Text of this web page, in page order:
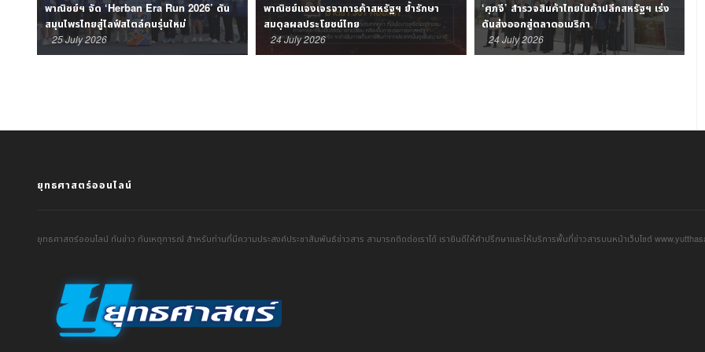
พาณิชย์ฯ จัด ‘Herban Era Run 2026’ ดัน
สมุนไพรไทยสู่ไลฟ์สไตล์คนรุ่นใหม่
25 July 2026
พาณิชย์แจงเจรจาการค้าสหรัฐฯ ย้ำรักษา
สมดุลผลประโยชน์ไทย
24 July 2026
‘ศุภจี’ สำรวจสินค้าไทยในค้าปลีกสหรัฐฯ เร่ง
ดันส่งออกสู่ตลาดอเมริกา
24 July 2026
ยุทธศาสตร์ออนไลน์
ยุทธศาสตร์ออนไลน์ ทันข่าว ทันเหตุการณ์ สำหรับท่านที่มีความประสงค์ประชาสัมพันธ์ข่าวสาร สามารถติดต่อเราได้ เรายินดีให้คำปรึกษาและให้บริการพื้นที่ข่าวสารบนหน้าเว็บไซต์